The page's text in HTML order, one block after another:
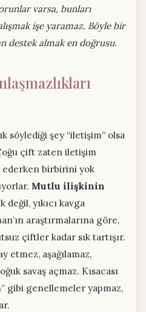
varsa, bunları
işe yaramaz. Böyle bir
destek almak en doğrusu.
söylediği şey “iletişim” olsa
çift zaten iletişim
ederken birbirini yok
Mutlu ilişkinin
yıkıcı kavga
araştırmalarına göre,
çiftler kadar sık tartışır.
etmez, aşağılamaz,
savaş açmaz. Kısacası
gibi genellemeler yapmaz,